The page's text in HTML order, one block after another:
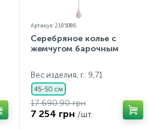
Артикул: 2185086
Серебряное колье с
жемчугом барочным
Вес изделия, г.: 9,71
45-50 см
17 690.90 грн
7 254 грн /шт.